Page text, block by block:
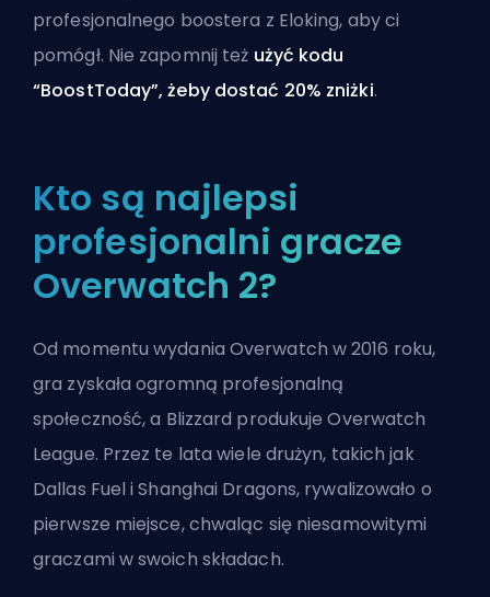
profesjonalnego boostera z Eloking, aby ci
pomógł. Nie zapomnij też użyć kodu
“BoostToday”, żeby dostać 20% zniżki.
Kto są najlepsi
profesjonalni gracze
Overwatch 2?
Od momentu wydania Overwatch w 2016 roku,
gra zyskała ogromną profesjonalną
społeczność, a Blizzard produkuje Overwatch
League. Przez te lata wiele drużyn, takich jak
Dallas Fuel i Shanghai Dragons, rywalizowało o
pierwsze miejsce, chwaląc się niesamowitymi
graczami w swoich składach.